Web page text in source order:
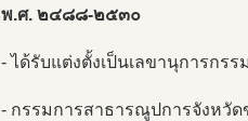
พ.ศ. ๒๔๘๘-๒๕๓๐
- ได้รับแต่งตั้งเป็นเลขานุการกร
- กรรมการสาธารณูปการจังหวั